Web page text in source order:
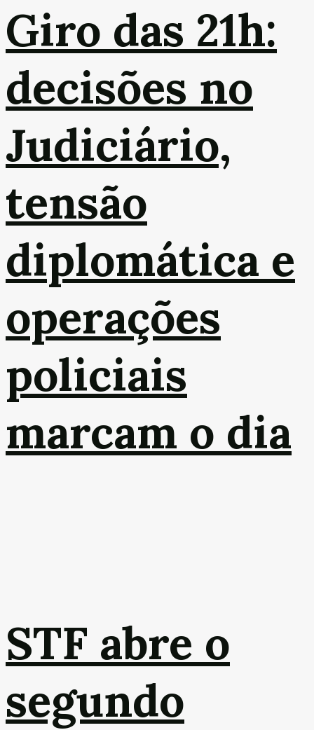
Giro das 21h:
decisões no
Judiciário,
tensão
diplomática e
operações
policiais
marcam o dia
STF abre o
segundo